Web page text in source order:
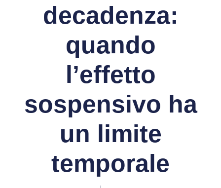
decadenza:
quando
l’effetto
sospensivo ha
un limite
temporale